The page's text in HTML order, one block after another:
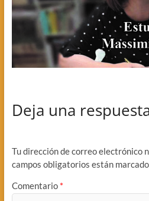
Deja una
Tu dirección de correo electrónico
campos obligatorios están
Comentario *